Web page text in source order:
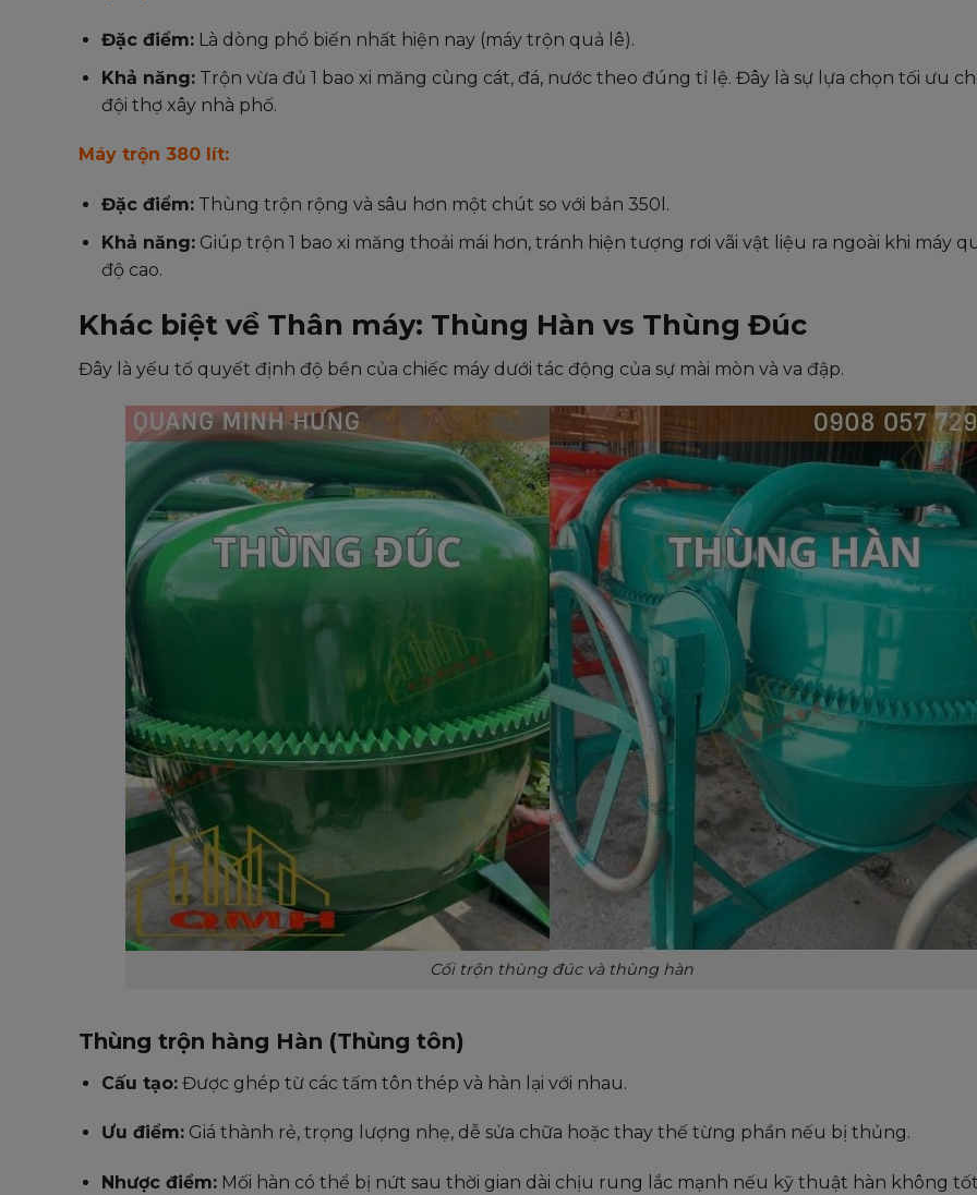
Đặc điểm:Là dòng phổ biến nhất hiện nay (máy trộn quả lê).
Khả năng:Trộn vừa đủ 1 bao xi măng cùng cát, đá, nước theo đúng tỉ lệ. Đây là sự lựa chọn tối ưu
đội thợ xây nhà phố.
Máy trộn 380 lít:
Đặc điểm:Thùng trộn rộng và sâu hơn một chút so với bản 350l.
Khả năng:Giúp trộn 1 bao xi măng thoải mái hơn, tránh hiện tượng rơi vãi vật liệu ra ngoài khi máy
độ cao.
Khác biệt về Thân máy: Thùng Hàn vs Thùng Đúc
Đây là yếu tố quyết định độ bền của chiếc máy dưới tác động của sự mài mòn và va đập.
Cối trộn thùng đúc và thùng hàn
Thùng trộn hàng Hàn (Thùng tôn)
Cấu tạo:Được ghép từ các tấm tôn thép và hàn lại với nhau.
Ưu điểm:Giá thành rẻ, trọng lượng nhẹ, dễ sửa chữa hoặc thay thế từng phần nếu bị thủng.
Nhược điểm:Mối hàn có thể bị nứt sau thời gian dài chịu rung lắc mạnh nếu kỹ thuật hàn không